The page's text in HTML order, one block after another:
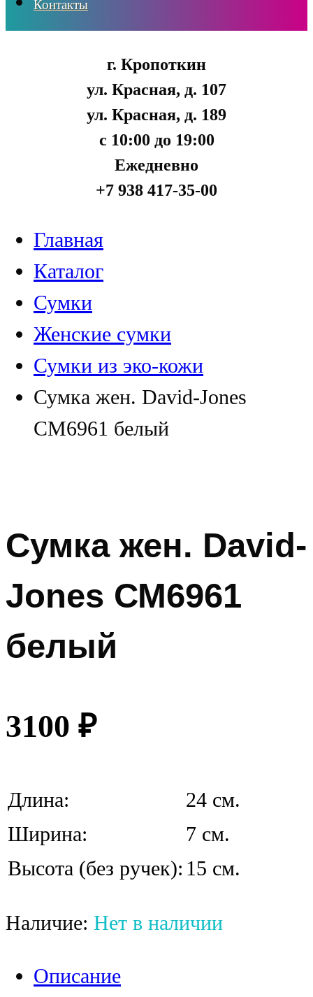
Контакты
г. Кропоткин
ул. Красная, д. 107
ул. Красная, д. 189
с 10:00 до 19:00
Ежедневно
+7 938 417-35-00
Главная
Каталог
Сумки
Женские сумки
Сумки из эко-кожи
Сумка жен. David-Jones
СМ6961 белый
Сумка жен. David-
Jones СМ6961
белый
3100 ₽
Длина:
24 см.
Ширина:
7 см.
Высота (без ручек): 15 см.
Наличие: Нет в наличии
Описание